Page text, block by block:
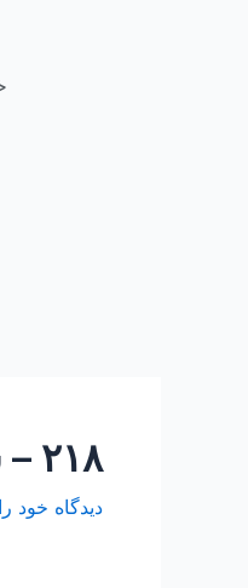
۲۱۸ – ساعتی تفکر ۷۹ “مقاله تلفیقی نقش ارزنده دین در زندگی فردی و اجتماعی”
دیدگاه‌ خود